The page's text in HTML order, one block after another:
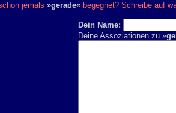
jemals »gerade«begegnet? Schreibe auf
Dein Name:
Deine Assoziationen zu »